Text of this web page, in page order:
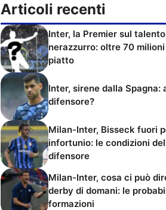
Articoli recenti
Inter, la Premier sul talento
nerazzurro: oltre 70
piatto
Inter, sirene dalla Spagna:
difensore?
Milan-Inter, Bisseck fuori
infortunio: le condizioni del
difensore
Milan-Inter, cosa ci può
derby di domani: le
formazioni